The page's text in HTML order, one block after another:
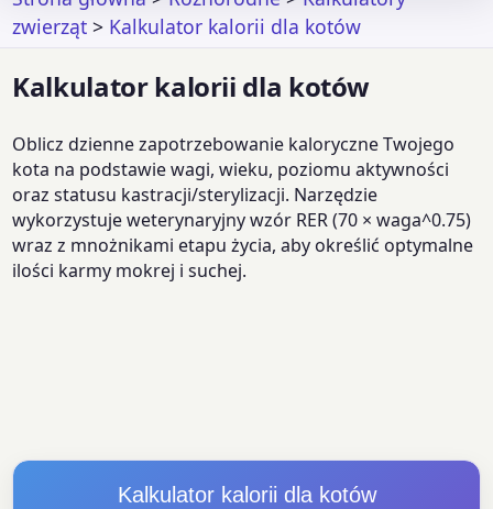
zwierząt > Kalkulator kalorii dla kotów
Kalkulator kalorii dla kotów
Oblicz dzienne zapotrzebowanie kaloryczne Twojego
kota na podstawie wagi, wieku, poziomu aktywności
oraz statusu kastracji/sterylizacji. Narzędzie
wykorzystuje weterynaryjny wzór RER (70 × waga^0.75)
wraz z mnożnikami etapu życia, aby określić optymalne
ilości karmy mokrej i suchej.
Kalkulator kalorii dla kotów